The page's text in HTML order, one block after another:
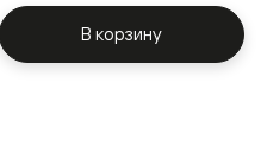
В корзину